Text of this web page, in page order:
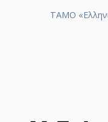
ΤΑΜΟ